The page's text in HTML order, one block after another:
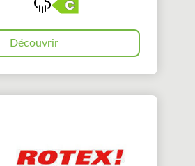
Découvrir